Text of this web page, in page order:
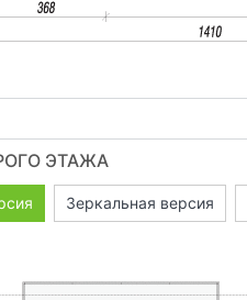
ЭТАЖА
Зеркальная версия